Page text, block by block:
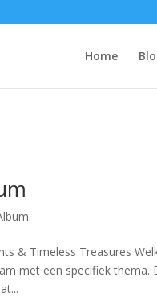
Home
& Timeless Treasures
met een specifiek thema.